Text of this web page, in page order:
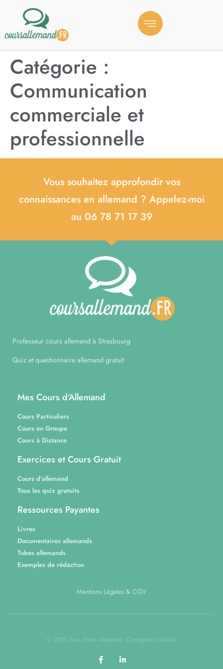
Catégorie :
Communication
commerciale et
professionnelle
Vous souhaitez approfondir vos
connaissances en allemand ? Appelez-moi
au 06 78 71 17 39
Professeur cours allemand à Strasbourg
Quiz et questionnaire allemand gratuit
Mes Cours d'Allemand
Cours Particuliers
Cours en Groupe
Cours à Distance
Exercices et Cours Gratuit
Cours d'allemand
Tous les quiz gratuits
Ressources Payantes
Livres
Documentaires allemands
Tubes allemands
Exemples de rédaction
Mentions Légales & CGV
© 2020 Tous droits réséervés. Conception Gclické